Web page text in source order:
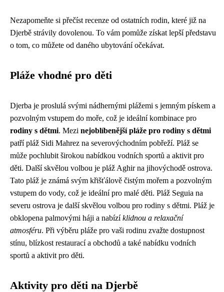
Nezapomeňte si přečíst recenze od ostatních rodin, které již na
Djerbě strávily dovolenou. To vám pomůže získat lepší představu
o tom, co můžete od daného ubytování očekávat.
Pláže vhodné pro děti
Djerba je proslulá svými nádhernými plážemi s jemným pískem a
pozvolným vstupem do moře, což je ideální kombinace pro
rodiny s dětmi. Mezi nejoblíbenější pláže pro rodiny s dětmi
patří pláž Sidi Mahrez na severovýchodním pobřeží. Pláž se
může pochlubit širokou nabídkou vodních sportů a aktivit pro
děti. Další skvělou volbou je pláž Aghir na jihovýchodě ostrova.
Tato pláž je známá svým křišťálově čistým mořem a pozvolným
vstupem do vody, což je ideální pro malé děti. Pláž Seguia na
severu ostrova je další skvělou volbou pro rodiny s dětmi. Pláž je
obklopena palmovými háji a nabízíklidnou a relaxační
atmosféru. Při výběru pláže pro vaši rodinu zvažte dostupnost
stínu, blízkost restaurací a obchodů a také nabídku vodních
sportů a aktivit pro děti.
Aktivity pro děti na Djerbě